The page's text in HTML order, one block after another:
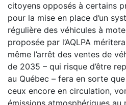
citoyens opposés à certains
pour la mise en place d’un
régulière des véhicules à
proposée par l’AQLPA
même l’arrêt des ventes de
de 2035 – qui risque d’être
au Québec – fera en sorte
ceux encore en circulation,
émissions atmosphériques au